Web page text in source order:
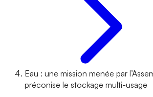
Eau : une mission menée par
préconise le stockage multi-usage